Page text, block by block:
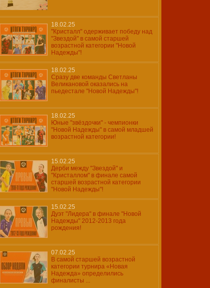
18.02.25
"Кристалл" одерживает победу над
"Звездой" в самой старшей
возрастной категории "Новой
Надежды"!
18.02.25
Сразу две команды Светланы
Великановой оказались на
пьедестале "Новой Надежды"!
18.02.25
Юные "звёздочки" - чемпионки
"Новой Надежды" в самой младшей
возрастной категории!
15.02.25
Дерби между "Звездой" и
"Кристаллом" в финале самой
старшей возрастной категории
"Новой Надежды"!
15.02.25
Дуэт "Лидера" в финале "Новой
Надежды" 2012-2013 года
рождения!
07.02.25
В самой старшей возрастной
категории турнира «Новая
Надежда» определились
финалисты ...